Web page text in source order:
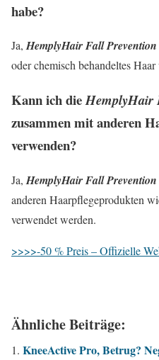
habe?
Ja,HemplyHair Fall
oder chemisch behandeltes
Kann ich dieHemplyHair
zusammen mit anderen
verwenden?
Ja, HemplyHair Fall
anderen Haarpflegeprodukten
verwendet werden.
>>>>-50 % Preis – Offizielle
Ähnliche Beiträge:
KneeActive Pro, Betrug?